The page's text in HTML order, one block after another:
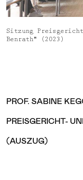
Aktuelles
Medien, Vorträge &
Sitzung Preisgericht
Benrath" (2023)
PROF. SABINE
PREISGERICHT-
(AUSZUG)